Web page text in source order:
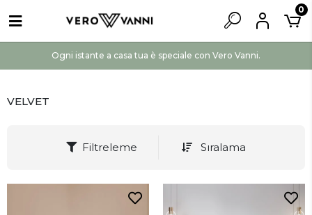
Ogni istante a casa tua è speciale con Vero Vanni.
0
VELVET
Filtreleme Sıralama